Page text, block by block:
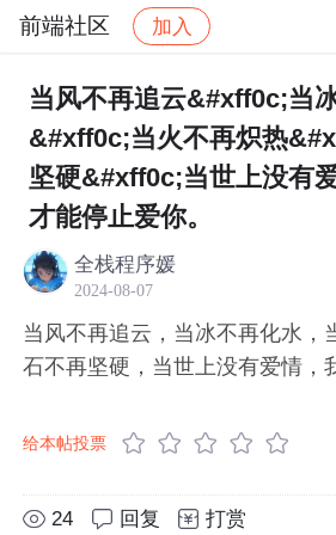
前端社区 加入
社区 前端社区 感慨 帖
当风不再追云&#xff0c;当
&#xff0c;当火不再炽热
坚硬&#xff0c;当世上没有
才能停止爱你。
全栈程序媛
2024-08-07
当风不再追云，当冰不再化水，
石不再坚硬，当世上没有爱情，
给本帖投票
24 回复 打赏